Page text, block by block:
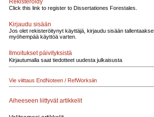
Rekisteröidy
Click this link to register to Dissertationes Forestales.
Kirjaudu sisään
Jos olet rekisteröitynyt käyttäjä, kirjaudu sisään
myöhempää käyttöä varten.
Ilmoitukset päivityksistä
Kirjautumalla saat tiedotteet uudesta julkaisusta
Vie viittaus EndNoteen / RefWorksiin
Aiheeseen liittyvät artikkelit